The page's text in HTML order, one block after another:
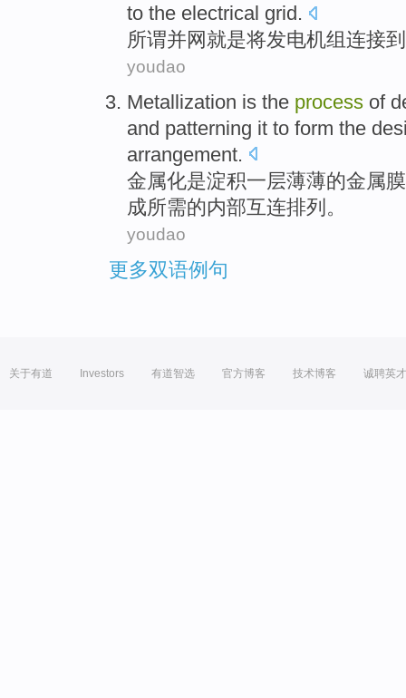
to the electrical grid.
所谓并网 就是将发电机组连接到
youdao
Metallization is the process of
and patterning it to form the
arrangement.
金属化是淀积一层薄薄的金属膜
成所需的内部互连排列 。
youdao
更多双语例句
关于有道 Investors 有道智选 官方博客 技术博客 诚聘英才